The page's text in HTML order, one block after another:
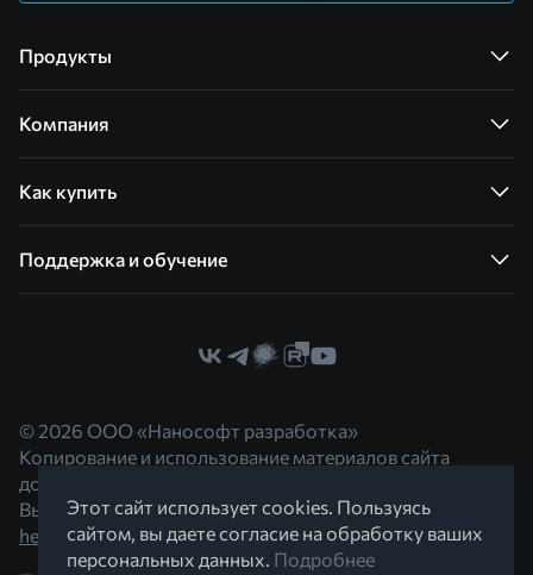
Продукты
Компания
Как купить
Поддержка и обучение
© 2026 ООО «Нанософт разработка»
Копирование и использование материалов сайта
допускается с согласия правообладателя.
Вы можете обратиться к нам по адресу
hello@nanocad.ru
Этот сайт использует cookies. Пользуясь
сайтом, вы даете согласие на обработку ваших
персональных данных. Подробнее